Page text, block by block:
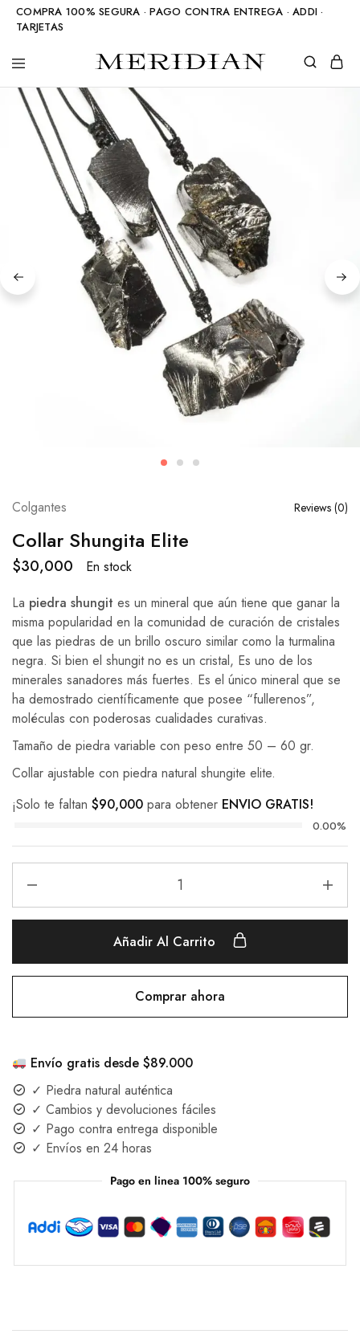
COMPRA 100% SEGURA · PAGO CONTRA ENTREGA · ADDI ·
TARJETAS
Meridian
Shop
Accesorios
en
piedra
natural
Colgantes Reviews (0)
Collar Shungita Elite
$30,000
En stock
La piedra shungit es un mineral que aún tiene que ganar la
misma popularidad en la comunidad de curación de cristales
que las piedras de un brillo oscuro similar como la turmalina
negra. Si bien el shungit no es un cristal, Es uno de los
minerales sanadores más fuertes. Es el único mineral que se
ha demostrado científicamente que posee “fullerenos”,
moléculas con poderosas cualidades curativas.
Tamaño de piedra variable con peso entre 50 – 60 gr.
Collar ajustable con piedra natural shungite elite.
¡Solo te faltan $90,000 para obtener ENVIO GRATIS!
0.00%
Añadir Al Carrito
Comprar ahora
Envío gratis desde $89.000
✓ Piedra natural auténtica
✓ Cambios y devoluciones fáciles
✓ Pago contra entrega disponible
✓ Envíos en 24 horas
Pago en linea 100% seguro